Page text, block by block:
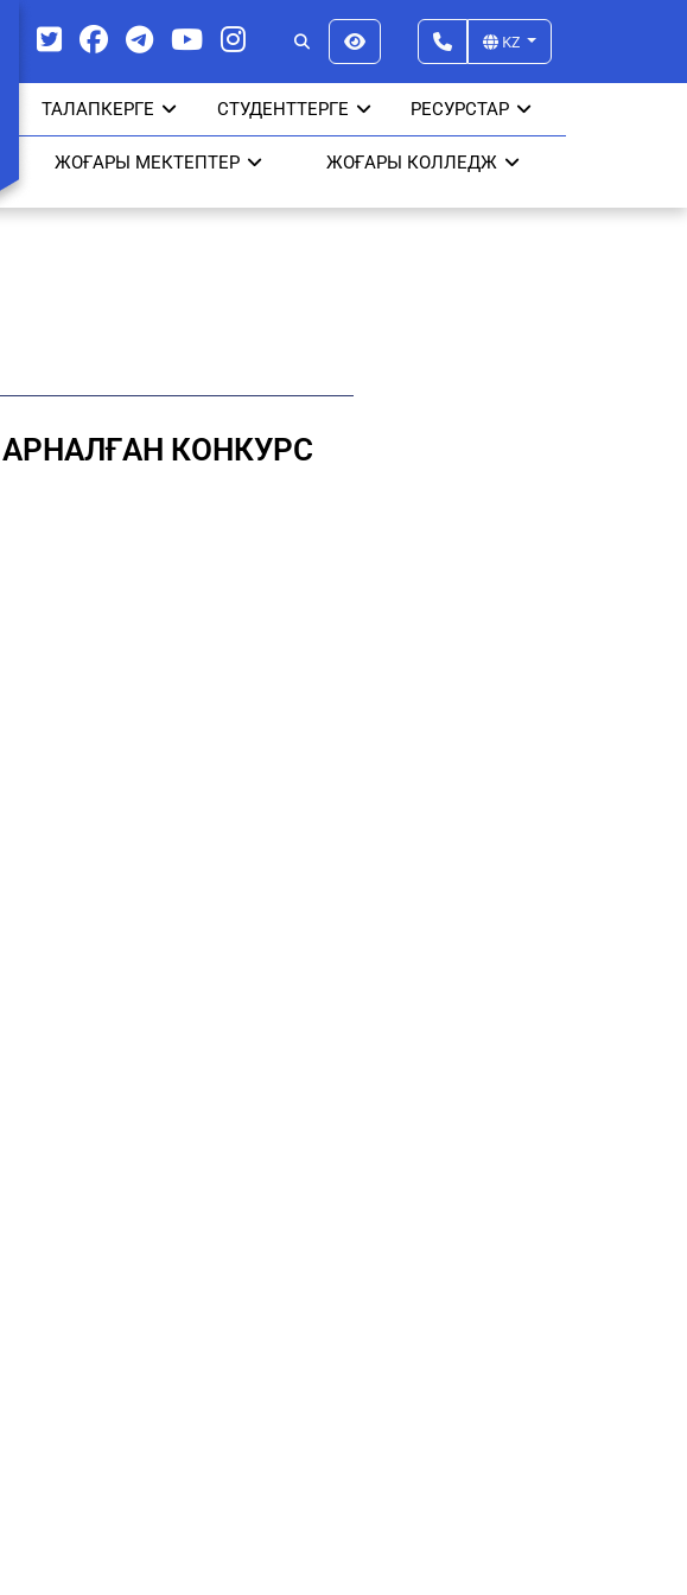
KZ
ТАЛАПКЕРГЕ СТУДЕНТТЕРГЕ РЕСУРСТАР
ЖОҒАРЫ МЕКТЕПТЕР ЖОҒАРЫ КОЛЛЕДЖ
КОНКУРС